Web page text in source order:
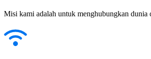
Misi kami adalah untuk menghubungkan dunia